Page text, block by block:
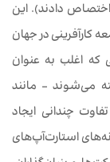
دادند). این
کارآفرینی در جهان
که اغلب به عنوان
می‌شوند – مانند
چندانی ایجاد
استارت‌آپ‌های